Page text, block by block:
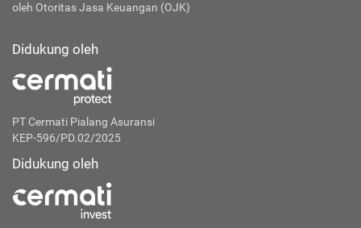
oleh Otoritas Jasa Keuangan (OJK)
Didukung oleh
PT Cermati Pialang Asuransi
KEP-596/PD.02/2025
Didukung oleh